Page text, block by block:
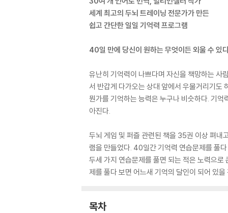
세계 최고의 두뇌 트레이닝 전문가가 만든
쉽고 간단한 일일 기억력 프로그램
40일 만에 당신이 원하는 무엇이든 외울 수 있
유난히 기억력이 나쁘다며 자신을 책망하는 사
서 반갑게 다가오는 상대 앞에서 우물거리기도
뭔가를 기억하는 능력은 누구나 비슷하다. 기
아진다.
두뇌 게임 및 퍼즐 관련된 책을 35권 이상 펴내
램을 만들었다. 40일간 기억력 연습문제를 풀
두세 가지 연습문제를 풀면 되는 적은 노력으
제를 풀다 보면 어느새 기억의 달인이 되어 있을
목차